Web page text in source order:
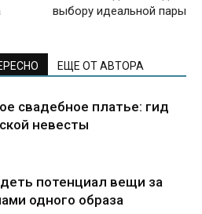
выбору идеальной пары
ЕЩЕ ОТ АВТОРА
свадебное платье: гид
невесты
потенциал вещи за
одного образа